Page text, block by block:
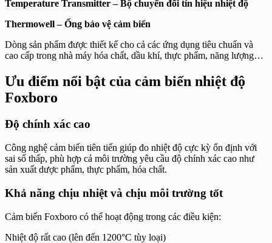
Temperature Transmitter – Bộ chuyển đổi tín hiệu nhiệt độ
Thermowell – Ống bảo vệ cảm biến
Dòng sản phẩm được thiết kế cho cả các ứng dụng tiêu chuẩn và
cao cấp trong nhà máy hóa chất, dầu khí, thực phẩm, năng lượng…
Ưu điểm nổi bật của cảm biến nhiệt độ
Foxboro
Độ chính xác cao
Công nghệ cảm biến tiên tiến giúp đo nhiệt độ cực kỳ ổn định với
sai số thấp, phù hợp cả môi trường yêu cầu độ chính xác cao như
sản xuất dược phẩm, thực phẩm, hóa chất.
Khả năng chịu nhiệt và chịu môi trường tốt
Cảm biến Foxboro có thể hoạt động trong các điều kiện:
Nhiệt độ rất cao (lên đến 1200°C tùy loại)